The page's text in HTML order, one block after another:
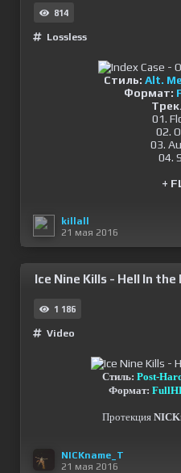
814
Lossless
Стиль: Alt.
Формат:
01.
02.
03.
04.
+
killall
21 мая 2016
Ice Nine Kills - Hell In the
1 186
Video
Стиль: Post-
Формат:
Протекция
NICKname_T
21 мая 2016